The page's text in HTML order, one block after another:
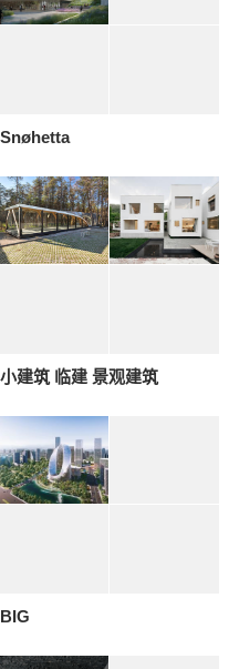
Snøhetta
小建筑 临建 景观建筑
BIG